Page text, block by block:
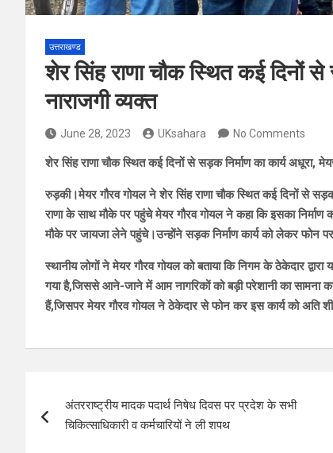
उत्तराखण्ड
शेर सिंह राणा चौक स्थित कई दिनों
नाराजगी व्यक्त
June 28, 2023 UKsahara No Comments
शेर सिंह राणा चौक स्थित कई दिनों से सड़क निर्माण का कार्य अधूरा,
रुड़की।मेयर गौरव गोयल ने शेर सिंह राणा चौक स्थित कई दिनों से सड़क
राणा के साथ मौके पर पहुंचे मेयर गौरव गोयल ने कहा कि इसका निर्माण
मौके पर जायजा लेने पहुंचे।उन्होंने सड़क निर्माण कार्य को लेकर फोन पर
स्थानीय लोगों ने मेयर गौरव गोयल को बताया कि निगम के ठेकेदार
गया है,जिससे आने-जाने में आम नागरिकों को बड़ी परेशानी का सामना
हैं,जिसपर मेयर गौरव गोयल ने ठेकेदार से फोन कर इस कार्य को अति
navigation
अंतरराष्ट्रीय मादक पदार्थ निषेध दिवस पर प्रदेश के सभी
चिकित्साधिकारी व कर्मचारियों ने ली शपथ